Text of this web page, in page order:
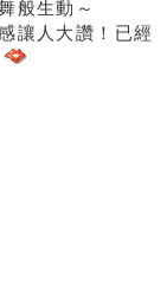
般生動～
讓人大讚！已經